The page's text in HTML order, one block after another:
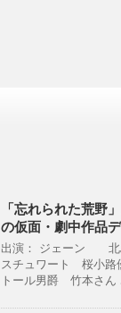
「忘れられた荒野
の仮面・劇中作品
出演： ジェーン 北
スチュワート 桜小路
トール男爵 竹本さん